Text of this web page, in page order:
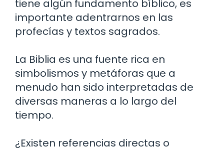
tiene algún fundamento bíblico, es
importante adentrarnos en las
profecías y textos sagrados.
La Biblia es una fuente rica en
simbolismos y metáforas que a
menudo han sido interpretadas de
diversas maneras a lo largo del
tiempo.
¿Existen referencias directas o